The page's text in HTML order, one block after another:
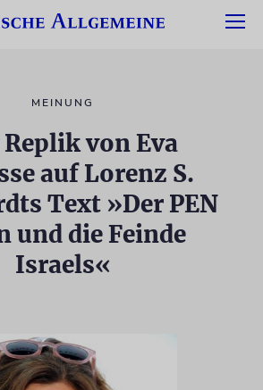
MEINUNG
von Eva
auf Lorenz S.
Text »Der PEN
und die Feinde
Israels«